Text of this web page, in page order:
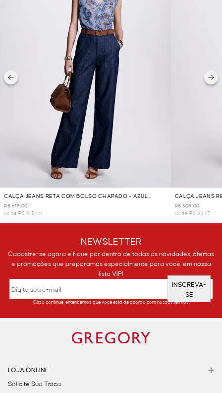
CALÇA JEANS RETA COM BOLSO CHAPADO - AZUL
JEANS
R$ 618,00
6x de R$ 103,00
CALÇA JEANS
R$ 508,00
6x de R$ 84,67
NEWSLETTER
Cadastre-se agora e fique por dentro de todas as novidades, ofertas
e promoções que preparamos especialmente para você, em nossa
lista VIP!
INSCREVA-
SE
Caso continue, entendemos que você está de acordo com nossos termos.
LOJA ONLINE
Solicite Sua Troca